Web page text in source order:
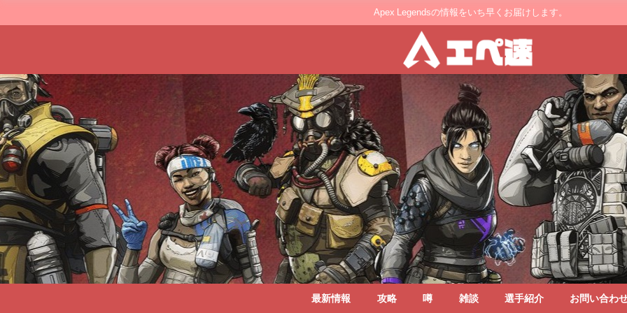
Apex Legendsの情報をいち早くお届けします。
最新情報 攻略 噂 雑談 選手紹介 お問い合わ